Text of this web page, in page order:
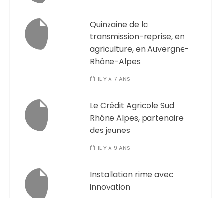
Quinzaine de la
transmission-reprise, en
agriculture, en Auvergne-
Rhône-Alpes
IL Y A 7 ANS
Le Crédit Agricole Sud
Rhône Alpes, partenaire
des jeunes
IL Y A 9 ANS
Installation rime avec
innovation